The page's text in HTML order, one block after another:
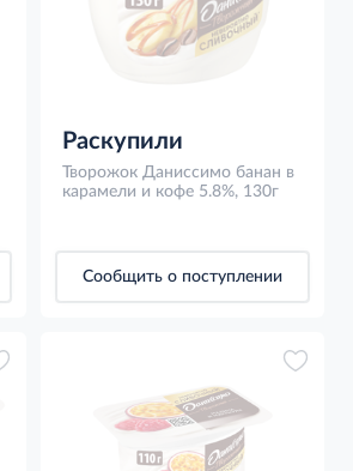
Раскупили
Творожок Даниссимо банан в
карамели и кофе 5.8%, 130г
Сообщить о поступлении